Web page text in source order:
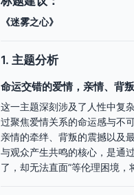
《迷雾之心》
1. 主题分析
命运交错的爱情，亲情、背
这一主题深刻涉及了人性中复
过聚焦爱情关系的命运感与不
亲情的牵绊、背叛的震撼以及
与观众产生共鸣的核心，是通
了，却无法直面”等伦理困境，